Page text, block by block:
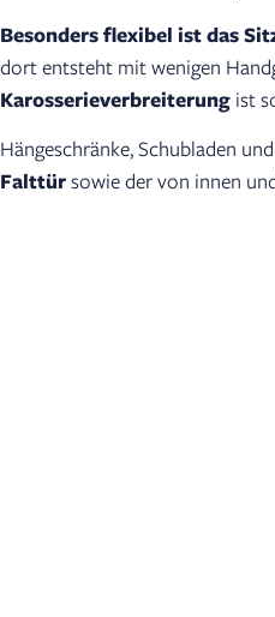
Besonders flexibel ist das
dort entsteht mit wenigen
Karosserieverbreiterung ist
Hängeschränke, Schubladen
Falttürsowie der von innen